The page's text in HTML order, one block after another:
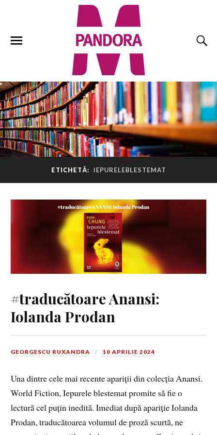
ETICHETĂ: IEPURELEBLESTEMAT
#traducătoare Anansi:
Iolanda Prodan
GEORGESCU RUXANDRA 10 APRILIE 2024
Una dintre cele mai recente apariții din colecția Anansi.
World Fiction, Iepurele blestemat promite să fie o
lectură cel puțin inedită. Imediat după apariție Iolanda
Prodan, traducătoarea volumul de proză scurtă, ne